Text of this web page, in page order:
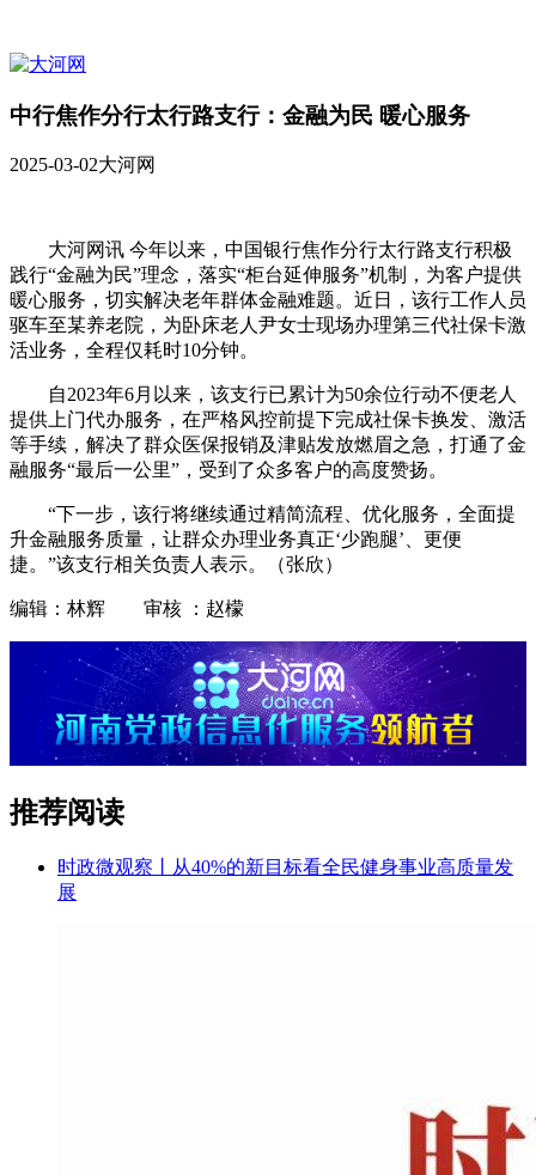
​中行焦作分行太行路支行：金融为民 暖心服务
2025-03-02大河网
大河网讯 今年以来，中国银行焦作分行太行路支行积极
践行“金融为民”理念，落实“柜台延伸服务”机制，为客户提供
暖心服务，切实解决老年群体金融难题。近日，该行工作人员
驱车至某养老院，为卧床老人尹女士现场办理第三代社保卡激
活业务，全程仅耗时10分钟。
自2023年6月以来，该支行已累计为50余位行动不便老人
提供上门代办服务，在严格风控前提下完成社保卡换发、激活
等手续，解决了群众医保报销及津贴发放燃眉之急，打通了金
融服务“最后一公里”，受到了众多客户的高度赞扬。
“下一步，该行将继续通过精简流程、优化服务，全面提
升金融服务质量，让群众办理业务真正‘少跑腿’、更便
捷。”该支行相关负责人表示。（张欣）
编辑：林辉 审核 ：赵檬
推荐阅读
时政微观察丨从40%的新目标看全民健身事业高质量发
展